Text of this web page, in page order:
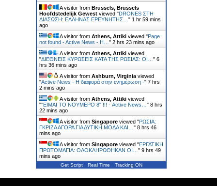
A visitor from Brussels, Brussels
Hoofdstedelijk Gewest viewed "DRONES ΣΤΗ
ΔΙΑΣΩΣΗ: ΕΛΛΗΝΑΣ ΕΡΕΥΝΗΤΗΣ… " 1 hr 59 mins
ago
A visitor from Athens, Attiki viewed "Page
not found - Active News - Η… " 2 hrs 23 mins ago
A visitor from Athens, Attiki viewed
"ΔΙΕΘΝΕΙΣ ΚΥΡΩΣΕΙΣ ΚΑΤΑ ΤΗΣ ΡΩΣΙΑΣ: ΟΙ… " 6
hrs 36 mins ago
A visitor from Ashburn, Virginia viewed
"Active News - Η διαφορά στην ενημέρωση -" 7 hrs
2 mins ago
A visitor from Athens, Attiki viewed
""ΕΙΜΑΙ ΤΟ ΝΟΥΜΕΡΟ 8" !!! - Active News… " 8 hrs
22 mins ago
A visitor from Singapore viewed "ΡΩΣΙΑ:
ΓΚΡΙΖΑ ΑΓΟΡΑ ΓΙΑ ΔΥΤΙΚΗ ΜΟΔΑ ΚΑΙ… " 8 hrs 46
mins ago
A visitor from Singapore viewed "ΕΡΓΑΤΙΚΗ
ΠΡΩΤΟΜΑΓΙΑ: ΟΛΟΚΛΗΡΩΘΗΚΑΝ ΟΙ… " 9 hrs 49
mins ago
Get Script Real Time Tracking ON